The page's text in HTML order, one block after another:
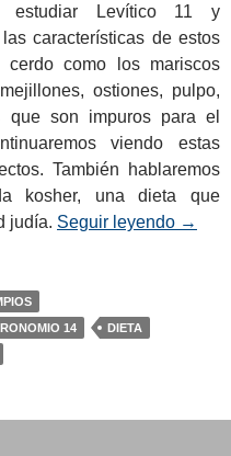
estudiar Levítico 11 y
características de estos
como los mariscos
ostiones, pulpo,
que son impuros para el
viendo estas
También hablaremos
kosher, una dieta que
judía. Seguir leyendo La
→
14
DIETA